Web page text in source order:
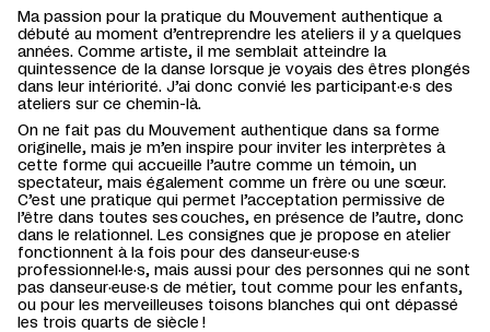
Ma passion pour la pratique du Mouvement authentique a
débuté au moment d’entreprendre les ateliers il y a quelques
années. Comme artiste, il me semblait atteindre la
quintessence de la danse lorsque je voyais des êtres plongés
dans leur intériorité. J’ai donc convié les participant·e·s des
ateliers sur ce chemin-là.
On ne fait pas du Mouvement authentique dans sa forme
originelle, mais je m’en inspire pour inviter les interprètes à
cette forme qui accueille ’autre comme un témoin, un
spectateur, mais également comme un frère ou une sœur.
C’est une pratique qui permet l’acceptation permissive de
’être dans toutes ses couches, en présence de l ’autre, donc
dans le relationnel. Les consignes que je propose en atelier
fonctionnent à la fois pour des danseur·euse·s
professionnel ·le·s, mais aussi pour des personnes qui ne sont
pas danseur·euse·s de métier, tout comme pour les enfants,
ou pour les merveilleuses toisons blanches qui ont dépassé
les trois quarts de siècle !